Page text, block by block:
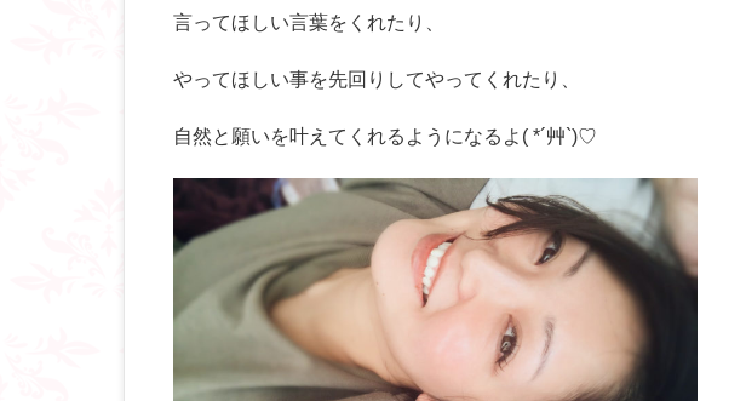
言ってほしい言葉をくれたり、
やってほしい事を先回りしてやってくれたり、
自然と願いを叶えてくれるようになるよ( *´艸`)♡